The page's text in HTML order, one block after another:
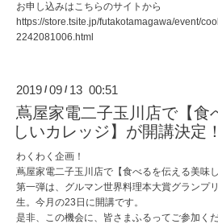
お申し込みはこちらのサイトから
https://store.tsite.jp/futakotamagawa/event/
2242081006.html
2019 /09 / 13 00:51
蔦屋家電二子玉川店で【食
しいカレッジ】が開講決定！
わくわく企画！
蔦屋家電二子玉川店で【食べるを伝える美味
第一弾は、グルマン世界料理本大賞グランプ
生。今月の23日に開講です。
是非、この機会に、皆さまふるってご参加くだ